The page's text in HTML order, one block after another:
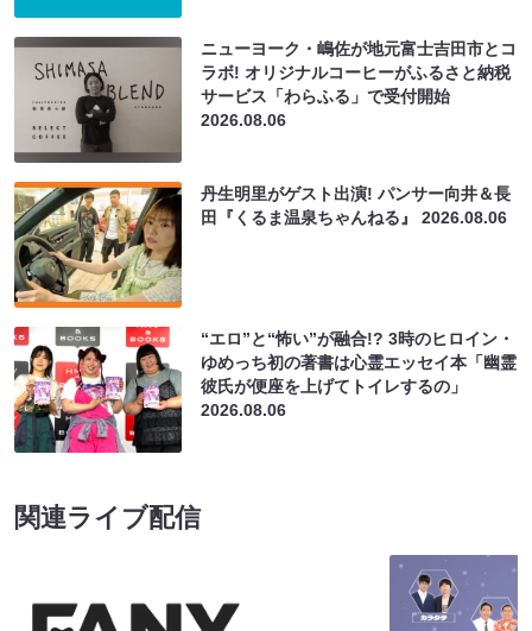
ニューヨーク・嶋佐が地元富士吉田市とコ
ラボ! オリジナルコーヒーがふるさと納税
サービス「わらふる」で受付開始
2026.08.06
丹生明里がゲスト出演! パンサー向井＆長
田『くるま温泉ちゃんねる』2026.08.06
“エロ”と“怖い”が融合!? 3時のヒロイン・
ゆめっち初の著書は心霊エッセイ本「幽霊
彼氏が便座を上げてトイレするの」
2026.08.06
関連ライブ配信